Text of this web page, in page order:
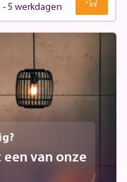
- 5 werkdagen
van onze